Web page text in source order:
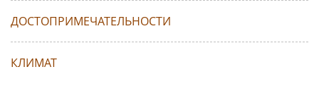
ДОСТОПРИМЕЧАТЕЛЬНОСТИ
КЛИМАТ